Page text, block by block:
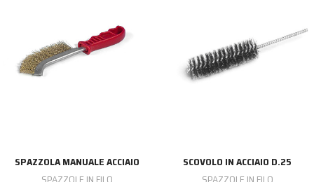
SPAZZOLA MANUALE ACCIAIO
SCOVOLO IN ACCIAIO D.25